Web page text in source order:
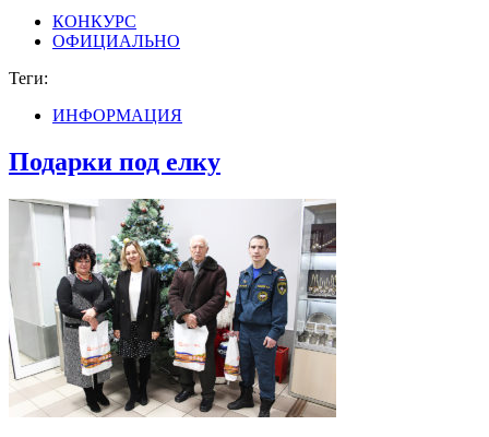
КОНКУРС
ОФИЦИАЛЬНО
Теги:
ИНФОРМАЦИЯ
Подарки под елку